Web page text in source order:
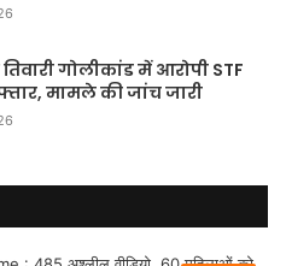
गोलीकांड में आरोपी STF
मामले की जांच जारी